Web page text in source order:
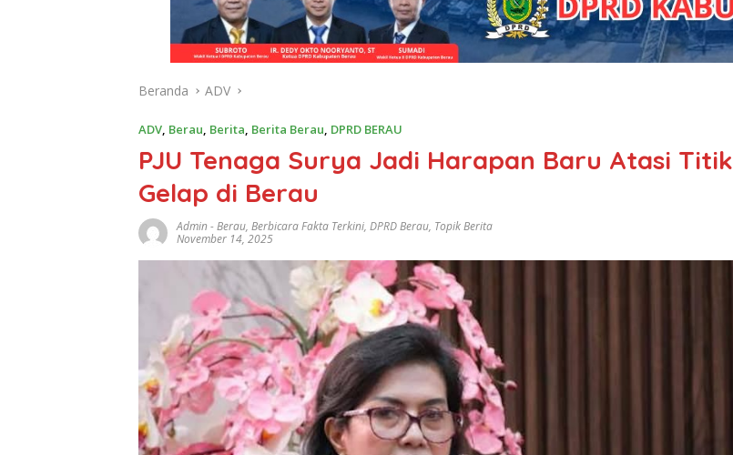
Beranda ADV
ADV, Berau, Berita, Berita Berau, DPRD BERAU
PJU Tenaga Surya Jadi Harapan Baru Atasi Titik
Gelap di Berau
Admin-Berau, Berbicara Fakta Terkini, DPRD Berau, Topik Berita
November 14, 2025